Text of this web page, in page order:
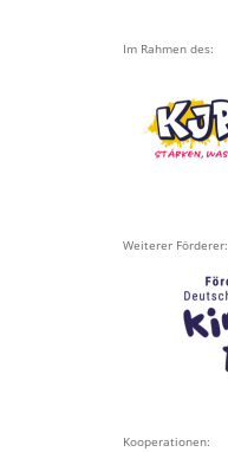
Im Rahmen des:
Weiterer Förderer:
Kooperationen: